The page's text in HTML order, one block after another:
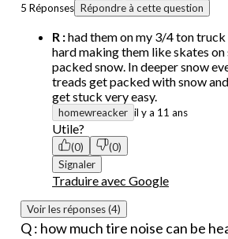
5 Réponses Répondre à cette question
R :had them on my 3/4 ton
hard making them like skates
packed snow. In deeper snow
treads get packed with snow
get stuck very easy.
homewreacker il y a 11 ans
Utile?
(0)
(0)
Signaler
Traduire avec Google
Voir les réponses (4)
Q : how much tire noise can be